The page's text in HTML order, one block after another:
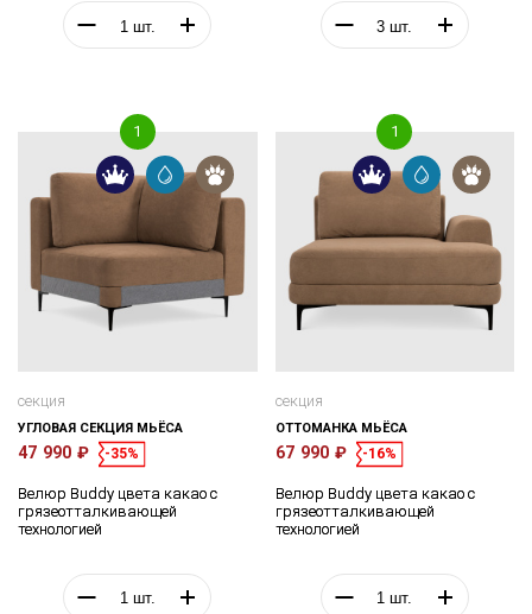
секция
УГЛОВАЯ СЕКЦИЯ МЬЁСА
47 990 ₽ -35%
Велюр Buddy цвета какао с
грязеотталкивающей
технологией
секция
ОТТОМАНКА МЬЁСА
67 990 ₽ -16%
Велюр Buddy цвета какао с
грязеотталкивающей
технологией